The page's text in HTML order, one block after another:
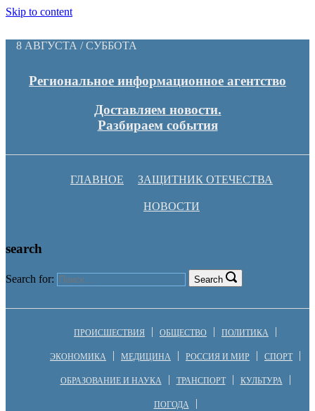
Skip to content
8 АВГУСТА / СУББОТА
Региональное информационное агентство
Доставляем новости.
Разбираем события
ГЛАВНОЕ ЗАЩИТНИК ОТЕЧЕСТВА
НОВОСТИ
search
Search for: Search
ПРОИСШЕСТВИЯ ОБЩЕСТВО ПОЛИТИКА
ЭКОНОМИКА МЕДИЦИНА РОССИЯ И МИР СПОРТ
ОБРАЗОВАНИЕ И НАУКА ТРАНСПОРТ КУЛЬТУРА
ПОГОДА